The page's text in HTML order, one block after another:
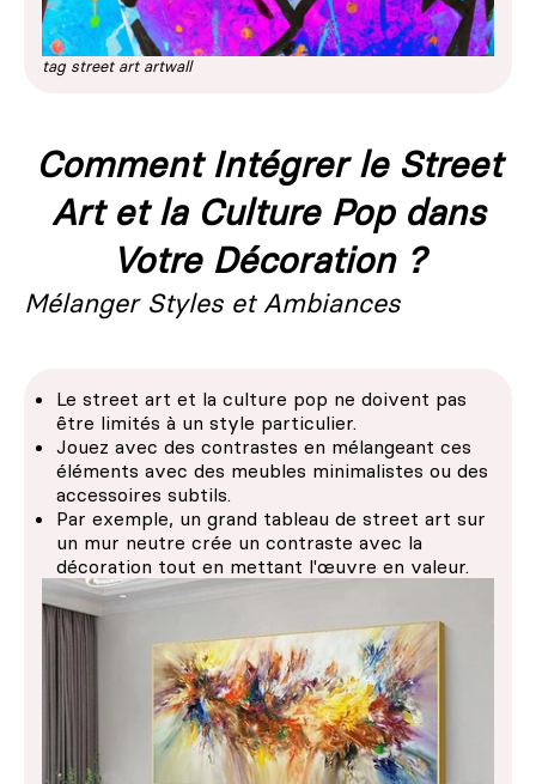
tag street art artwall
Comment Intégrer le Street
Art et la Culture Pop dans
Votre Décoration ?
Mélanger Styles et Ambiances
Le street art et la culture pop ne doivent pas
être limités à un style particulier.
Jouez avec des contrastes en mélangeant ces
éléments avec des meubles minimalistes ou des
accessoires subtils.
Par exemple, un grand tableau de street art sur
un mur neutre crée un contraste avec la
décoration tout en mettant l'œuvre en valeur.